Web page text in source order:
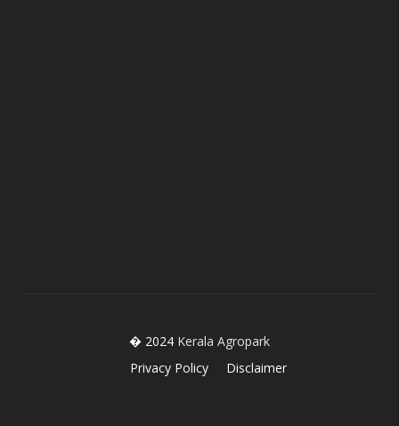
� 2024 Kerala Agropark
Privacy Policy
Disclaimer